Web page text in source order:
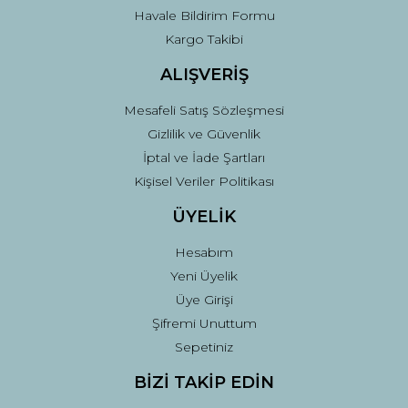
Havale Bildirim Formu
Kargo Takibi
ALIŞVERİŞ
Mesafeli Satış Sözleşmesi
Gizlilik ve Güvenlik
İptal ve İade Şartları
Kişisel Veriler Politikası
ÜYELİK
Hesabım
Yeni Üyelik
Üye Girişi
Şifremi Unuttum
Sepetiniz
BİZİ TAKİP EDİN